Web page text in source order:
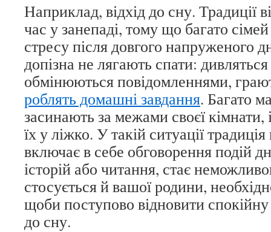
Наприклад, відхід до сну. Традиції
час у занепаді, тому що багато
стресу після довгого напруженого
допізна не лягають спати: дивляться
обмінюються повідомленнями,
роблять домашні завдання. Багато
засинають за межами своєї кімнати,
їх у ліжко. У такій ситуації
включає в себе обговорення подій
історій або читання, стає
стосується й вашої родини,
щоби поступово відновити
до сну.